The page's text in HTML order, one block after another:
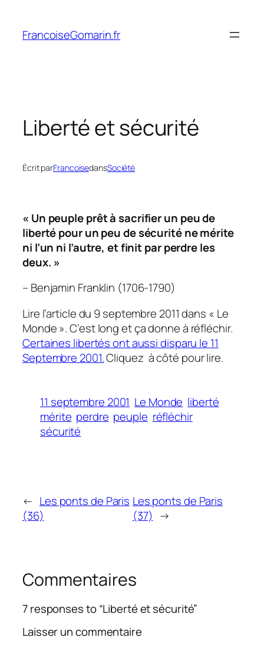
contenu
FrancoiseGomarin.fr
Liberté et sécurité
Écrit parFrancoisedansSociété
« Un peuple prêt à sacrifier un peu de
liberté pour un peu de sécurité ne mérite
ni l’un ni l’autre, et finit par perdre les
deux. »
– Benjamin Franklin (1706-1790)
Lire l’article du 9 septembre 2011 dans « Le
Monde ». C’est long et ça donne à réfléchir.
Certaines libertés ont aussi disparu le 11
Septembre 2001.Cliquez à côté pour lire.
11 septembre 2001 Le Monde liberté
mérite perdre peuple réfléchir
sécurité
← Les ponts de Paris
(36)
Les ponts de Paris
(37) →
Commentaires
7 responses to “Liberté et sécurité”
Laisser un commentaire